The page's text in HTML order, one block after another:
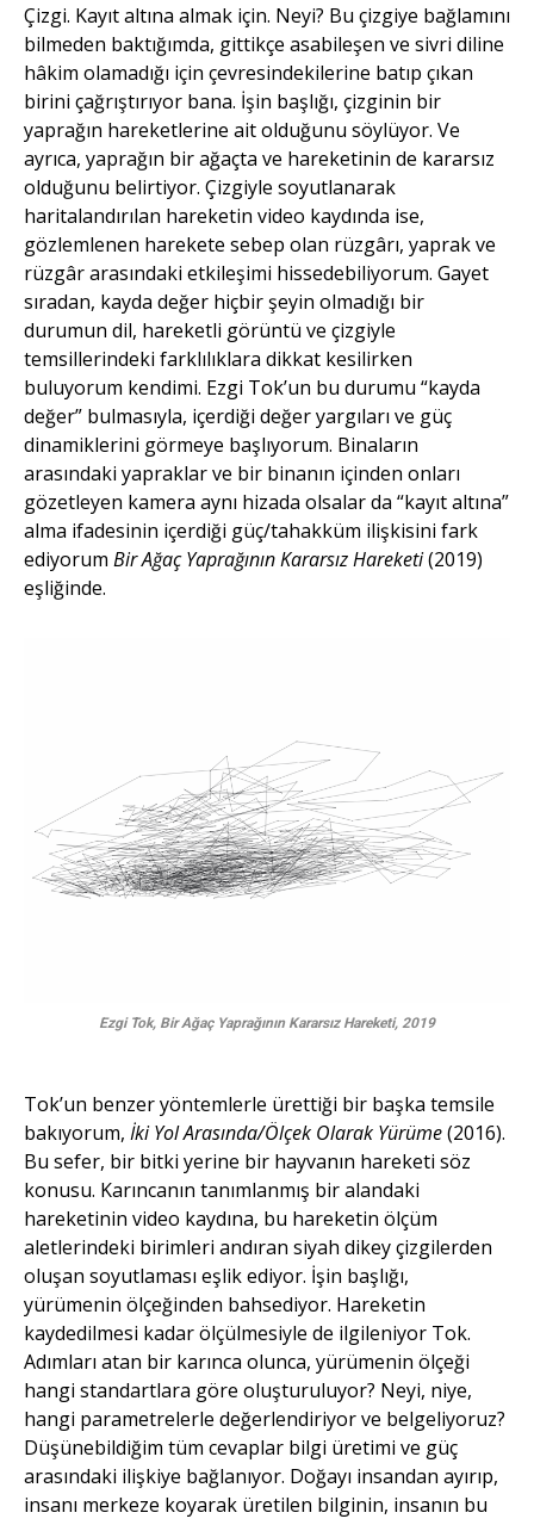
Çizgi. Kayıt altına almak için. Neyi? Bu çizgiye bağlamını
bilmeden baktığımda, gittikçe asabileşen ve sivri diline
hâkim olamadığı için çevresindekilerine batıp çıkan
birini çağrıştırıyor bana. İşin başlığı, çizginin bir
yaprağın hareketlerine ait olduğunu söylüyor. Ve
ayrıca, yaprağın bir ağaçta ve hareketinin de kararsız
olduğunu belirtiyor. Çizgiyle soyutlanarak
haritalandırılan hareketin video kaydında ise,
gözlemlenen harekete sebep olan rüzgârı, yaprak ve
rüzgâr arasındaki etkileşimi hissedebiliyorum. Gayet
sıradan, kayda değer hiçbir şeyin olmadığı bir
durumun dil, hareketli görüntü ve çizgiyle
temsillerindeki farklılıklara dikkat kesilirken
buluyorum kendimi. Ezgi Tok’un bu durumu “kayda
değer” bulmasıyla, içerdiği değer yargıları ve güç
dinamiklerini görmeye başlıyorum. Binaların
arasındaki yapraklar ve bir binanın içinden onları
gözetleyen kamera aynı hizada olsalar da “kayıt altına”
alma ifadesinin içerdiği güç/tahakküm ilişkisini fark
ediyorum Bir Ağaç Yaprağının Kararsız Hareketi(2019)
eşliğinde.
Ezgi Tok, Bir Ağaç Yaprağının Kararsız Hareketi, 2019
Tok’un benzer yöntemlerle ürettiği bir başka temsile
bakıyorum, İki Yol Arasında/Ölçek Olarak Yürüme(2016).
Bu sefer, bir bitki yerine bir hayvanın hareketi söz
konusu. Karıncanın tanımlanmış bir alandaki
hareketinin video kaydına, bu hareketin ölçüm
aletlerindeki birimleri andıran siyah dikey çizgilerden
oluşan soyutlaması eşlik ediyor. İşin başlığı,
yürümenin ölçeğinden bahsediyor. Hareketin
kaydedilmesi kadar ölçülmesiyle de ilgileniyor Tok.
Adımları atan bir karınca olunca, yürümenin ölçeği
hangi standartlara göre oluşturuluyor? Neyi, niye,
hangi parametrelerle değerlendiriyor ve belgeliyoruz?
Düşünebildiğim tüm cevaplar bilgi üretimi ve güç
arasındaki ilişkiye bağlanıyor. Doğayı insandan ayırıp,
insanı merkeze koyarak üretilen bilginin, insanın bu